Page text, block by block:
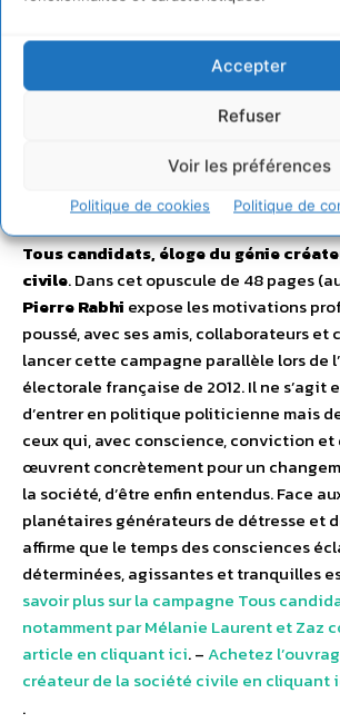
Accepter
Refuser
Voir les préférences
Politique de cookies Politique de
de la société civile
Tous candidats, éloge du génie
civile. Dans cet opuscule de 48 pages
Pierre Rabhi expose les motivations
poussé, avec ses amis, collaborateurs et
lancer cette campagne parallèle lors de
électorale française de 2012. Il ne s’agit
d’entrer en politique politicienne mais
ceux qui, avec conscience, conviction
œuvrent concrètement pour un
la société, d’être enfin entendus. Face
planétaires générateurs de détresse et
affirme que le temps des consciences
déterminées, agissantes et tranquilles
savoir plus sur la campagne Tous
notamment par Mélanie Laurent et Zaz
article en cliquant ici. –Achetez
créateur de la société civile en cliquant
.